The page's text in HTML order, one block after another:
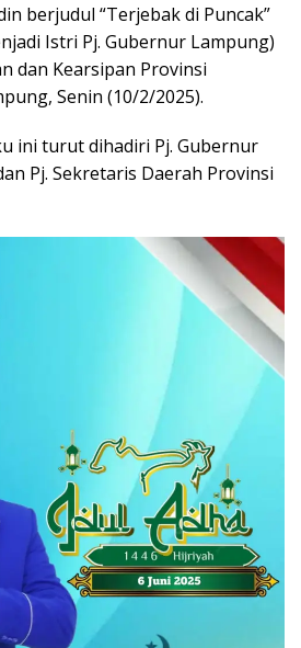
berjudul “Terjebak di Puncak”
Istri Pj. Gubernur Lampung)
dan Kearsipan Provinsi
Senin (10/2/2025).
ini turut dihadiri Pj. Gubernur
Pj. Sekretaris Daerah Provinsi